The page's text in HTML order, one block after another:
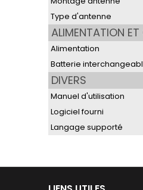
Type d'antenne
ALIMENTATION
Alimentation
Batterie
DIVERS
Manuel d'utilisation
Logiciel fourni
Langage supporté